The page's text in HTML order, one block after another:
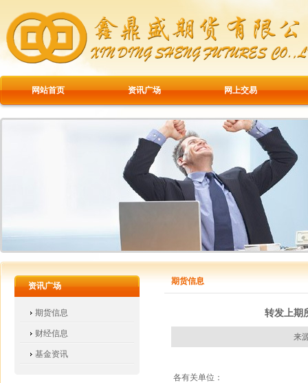
网站首页 资讯广场 网上交易
资讯广场
期货信息
财经信息
基金资讯
期货信息
转发上期
来
各有关单位：